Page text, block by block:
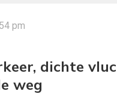
pm
dichte
weg